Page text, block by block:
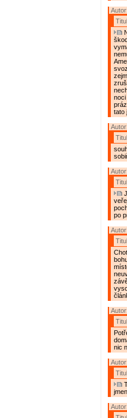
Autor:
tato
Autor:
Autor:
po
Autor:
Autor:
nic
Autor:
Autor: